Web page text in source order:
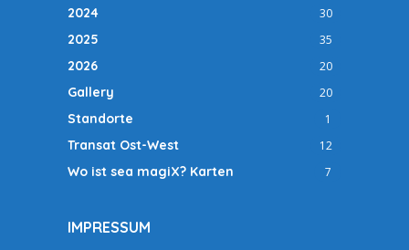
2024 30
2025 35
2026 20
Gallery 20
Standorte 1
Transat Ost-West 12
Wo ist sea magiX? Karten 7
IMPRESSUM